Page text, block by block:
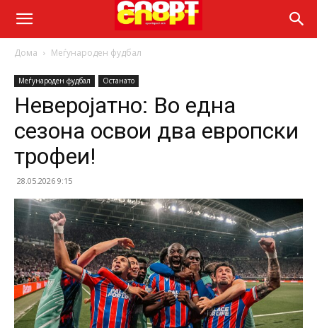
Дома Меѓународен фудбал
Меѓународен фудбал Останато
Неверојатно: Во една
сезона освои два европски
трофеи!
28.05.2026 9:15